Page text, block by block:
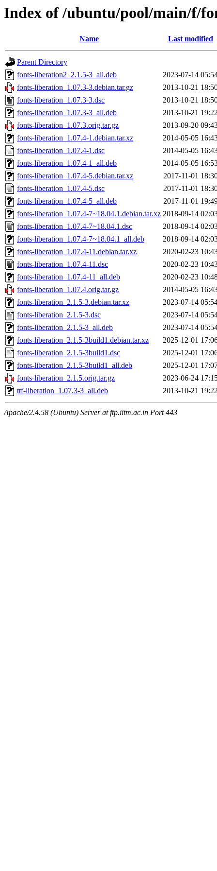
Index of /ubuntu/pool/main/f/
Name Last modified
Parent Directory
fonts-liberation2_2.1.5-3_all.deb
2023-07-14
fonts-liberation_1.07.3-3.debian.tar.gz
2013-10-21
fonts-liberation_1.07.3-3.dsc
2013-10-21
fonts-liberation_1.07.3-3_all.deb
2013-10-21
fonts-liberation_1.07.3.orig.tar.gz
2013-09-20
fonts-liberation_1.07.4-1.debian.tar.xz
2014-05-05
fonts-liberation_1.07.4-1.dsc
2014-05-05
fonts-liberation_1.07.4-1_all.deb
2014-05-05
fonts-liberation_1.07.4-5.debian.tar.xz
2017-11-01
fonts-liberation_1.07.4-5.dsc
2017-11-01
fonts-liberation_1.07.4-5_all.deb
2017-11-01
fonts-liberation_1.07.4-7~18.04.1.debian.tar.xz 2018-09-14
fonts-liberation_1.07.4-7~18.04.1.dsc
2018-09-14
fonts-liberation_1.07.4-7~18.04.1_all.deb
2018-09-14
fonts-liberation_1.07.4-11.debian.tar.xz
2020-02-23
fonts-liberation_1.07.4-11.dsc
2020-02-23
fonts-liberation_1.07.4-11_all.deb
2020-02-23
fonts-liberation_1.07.4.orig.tar.gz
2014-05-05
fonts-liberation_2.1.5-3.debian.tar.xz
2023-07-14
fonts-liberation_2.1.5-3.dsc
2023-07-14
fonts-liberation_2.1.5-3_all.deb
2023-07-14
fonts-liberation_2.1.5-3build1.debian.tar.xz
2025-12-01
fonts-liberation_2.1.5-3build1.dsc
2025-12-01
fonts-liberation_2.1.5-3build1_all.deb
2025-12-01
fonts-liberation_2.1.5.orig.tar.gz
2023-06-24
ttf-liberation_1.07.3-3_all.deb
2013-10-21
Apache/2.4.58 (Ubuntu) Server at ftp.iitm.ac.in Port 443